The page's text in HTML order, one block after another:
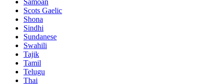
Samoan
Scots Gaelic
Shona
Sindhi
Sundanese
Swahili
Tajik
Tamil
Telugu
Thai